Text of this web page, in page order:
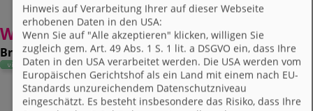
Wuschie
Brieffreunde gesucht:
Hinweis auf Verarbeitung Ihrer auf dieser Webseite
erhobenen Daten in den USA:
Wenn Sie auf "Alle akzeptieren" klicken, willigen Sie
zugleich gem. Art. 49 Abs. 1 S. 1 lit. a DSGVO ein, dass Ihre
Daten in den USA verarbeitet werden. Die USA werden vom
Europäischen Gerichtshof als ein Land mit einem nach EU-
Standards unzureichendem Datenschutzniveau
eingeschätzt. Es besteht insbesondere das Risiko, dass Ihre